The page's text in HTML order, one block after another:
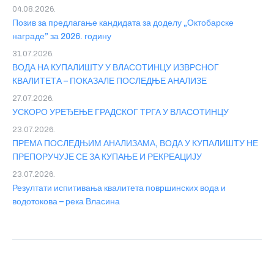
Позив за предлагање кандидата за доделу „Октобарске
награде” за 2026. годину
04.08.2026.
ВОДА НА КУПАЛИШТУ У ВЛАСОТИНЦУ ИЗВРСНОГ
КВАЛИТЕТА – ПОКАЗАЛЕ ПОСЛЕДЊЕ АНАЛИЗЕ
31.07.2026.
УСКОРО УРЕЂЕЊЕ ГРАДСКОГ ТРГА У ВЛАСОТИНЦУ
27.07.2026.
ПРЕМА ПОСЛЕДЊИМ АНАЛИЗАМА, ВОДА У КУПАЛИШТУ НЕ
ПРЕПОРУЧУЈЕ СЕ ЗА КУПАЊЕ И РЕКРЕАЦИЈУ
23.07.2026.
Резултати испитивања квалитета површинских вода и
водотокова – река Власина
23.07.2026.